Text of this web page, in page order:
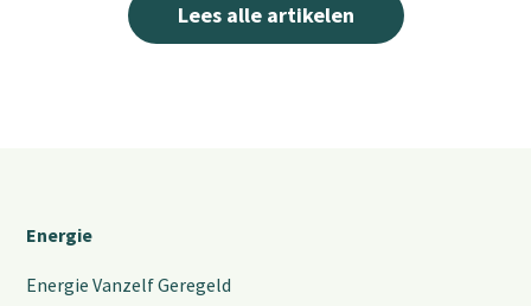
Lees alle artikelen
Energie
Energie Vanzelf Geregeld